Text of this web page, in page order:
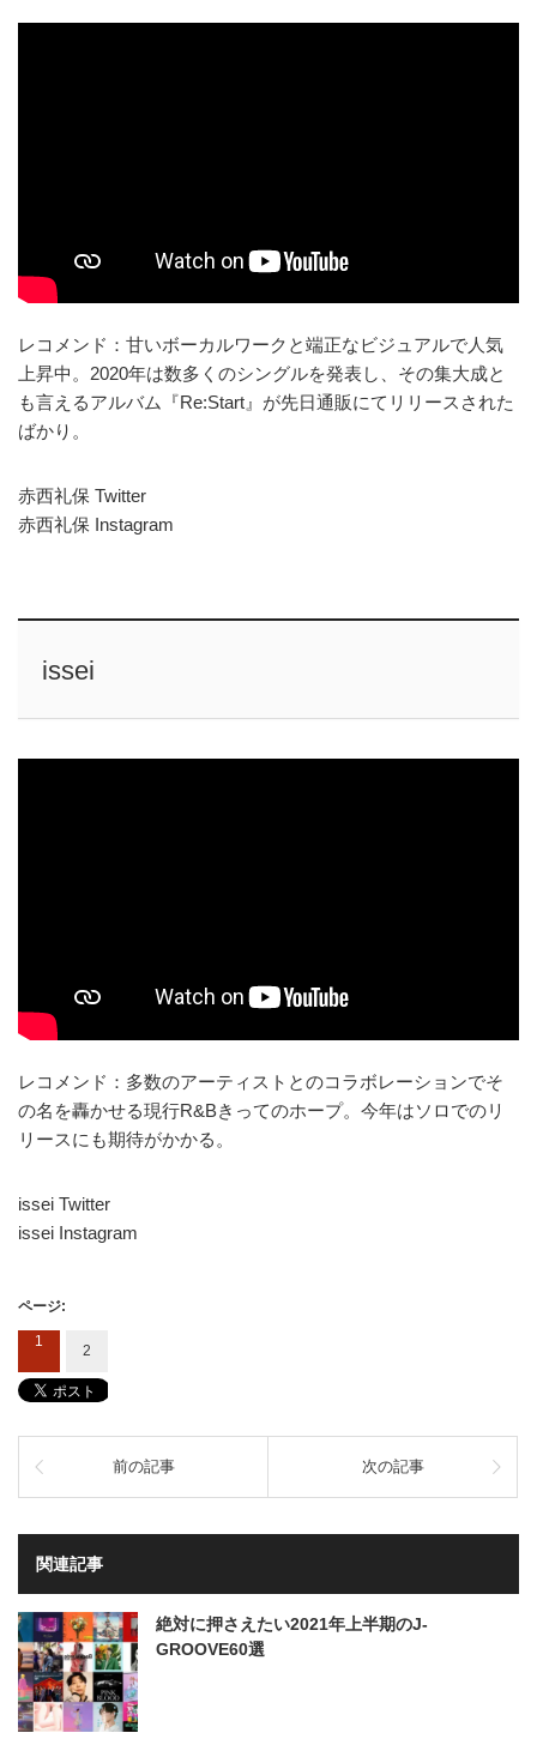
レコメンド：甘いボーカルワークと端正なビジュアルで人気
上昇中。2020年は数多くのシングルを発表し、その集大成と
も言えるアルバム『Re:Start』が先日通販にてリリースされた
ばかり。
赤西礼保 Twitter
赤西礼保 Instagram
issei
レコメンド：多数のアーティストとのコラボレーションでそ
の名を轟かせる現行R&Bきってのホープ。今年はソロでのリ
リースにも期待がかかる。
issei Twitter
issei Instagram
ページ:
1
2
前の記事 次の記事
関連記事
絶対に押さえたい2021年上半期のJ-
GROOVE60選